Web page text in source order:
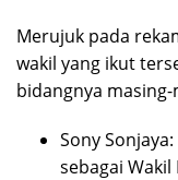
Merujuk pada
wakil yang ikut
bidangnya masing-
Sony
sebagai Wakil